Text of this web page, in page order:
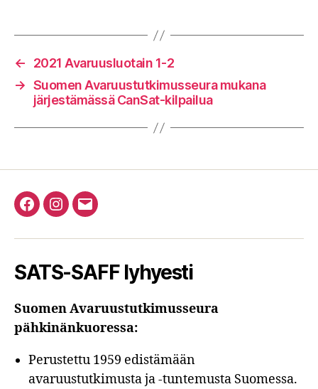
←
2021 Avaruusluotain 1-2
→ Suomen Avaruustutkimusseura mukana
järjestämässä CanSat-kilpailua
Facebook
Instagram
Email
SATS-SAFF lyhyesti
Suomen Avaruustutkimusseura
pähkinänkuoressa:
Perustettu 1959 edistämään
avaruustutkimusta ja -tuntemusta Suomessa.